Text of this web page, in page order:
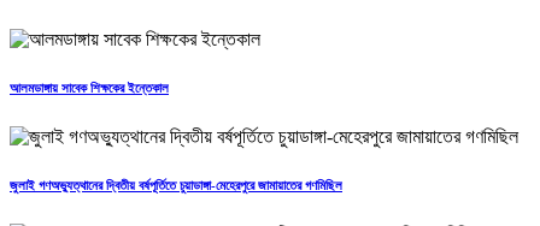
আলমডাঙ্গায় সাবেক শিক্ষকের ইন্তেকাল
জুলাই গণঅভ্যুত্থানের দ্বিতীয় বর্ষপূর্তিতে চুয়াডাঙ্গা-মেহেরপুরে জামায়াতের গণমিছিল